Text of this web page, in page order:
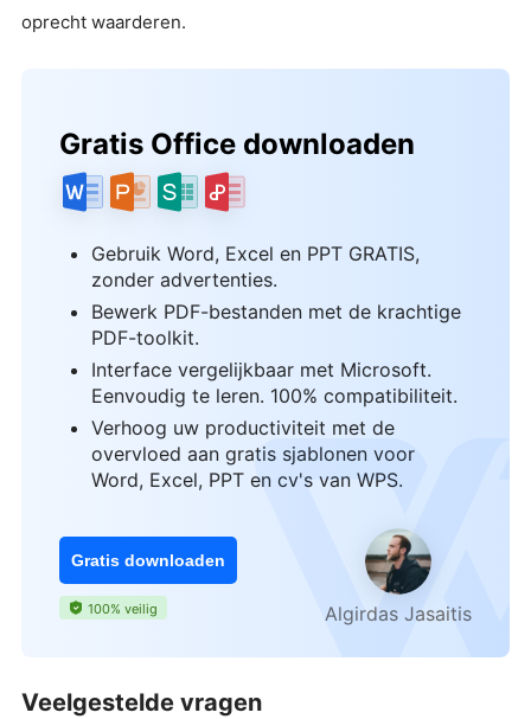
oprecht waarderen.
Gratis Office downloaden
Gebruik Word, Excel en PPT GRATIS,
zonder advertenties.
Bewerk PDF-bestanden met de krachtige
PDF-toolkit.
Interface vergelijkbaar met Microsoft.
Eenvoudig te leren. 100% compatibiliteit.
Verhoog uw productiviteit met de
overvloed aan gratis sjablonen voor
Word, Excel, PPT en cv's van WPS.
Gratis downloaden
100% veilig Algirdas Jasaitis
Veelgestelde vragen